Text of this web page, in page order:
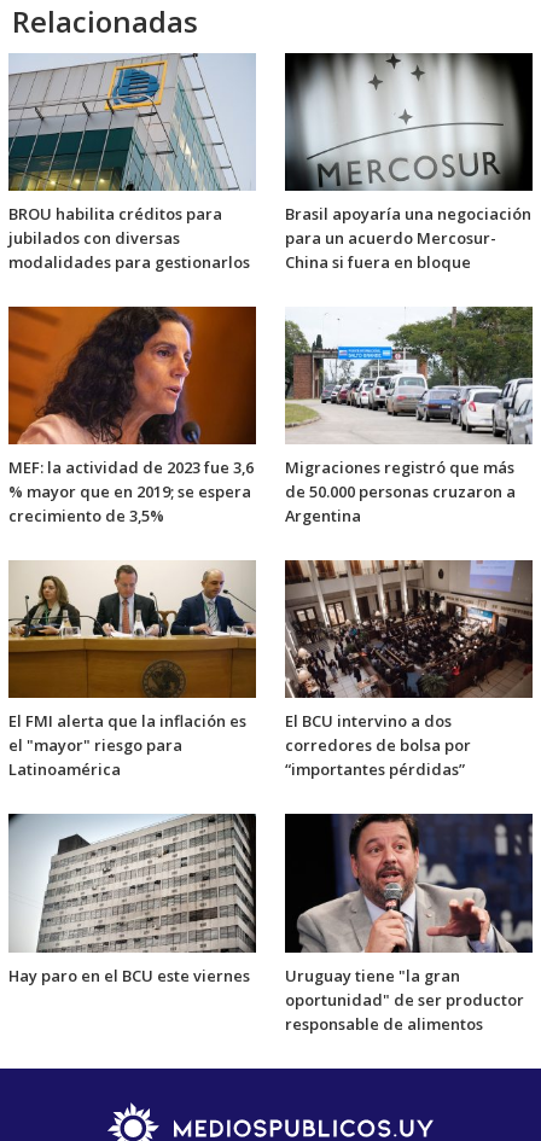
Relacionadas
BROU habilita créditos para
jubilados con diversas
modalidades para gestionarlos
Brasil apoyaría una negociación
para un acuerdo Mercosur-
China si fuera en bloque
MEF: la actividad de 2023 fue 3,6
% mayor que en 2019; se espera
crecimiento de 3,5%
Migraciones registró que más
de 50.000 personas cruzaron a
Argentina
El FMI alerta que la inflación es
el "mayor" riesgo para
Latinoamérica
El BCU intervino a dos
corredores de bolsa por
“importantes pérdidas”
Hay paro en el BCU este viernes
Uruguay tiene "la gran
oportunidad" de ser productor
responsable de alimentos